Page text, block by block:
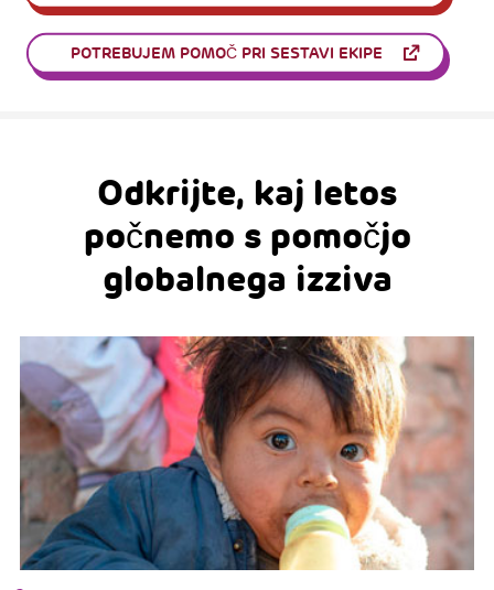
POTREBUJEM POMOČ PRI SESTAVI EKIPE
Odkrijte, kaj letos
počnemo s pomočjo
globalnega izziva